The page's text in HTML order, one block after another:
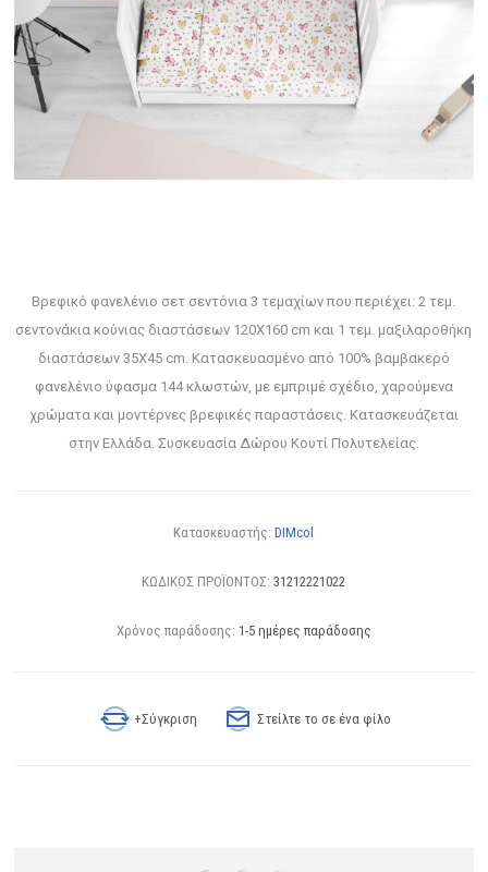
Βρεφικό φανελένιο σετ σεντόνια 3 τεμαχίων που περιέχει: 2 τεμ.
σεντονάκια κούνιας διαστάσεων 120X160 cm και 1 τεμ. μαξιλαροθήκη
διαστάσεων 35Χ45 cm. Κατασκευασμένο από 100% βαμβακερό
φανελένιο ύφασμα 144 κλωστών, με εμπριμέ σχέδιο, χαρούμενα
χρώματα και μοντέρνες βρεφικές παραστάσεις. Κατασκευάζεται
στην Ελλάδα. Συσκευασία Δώρου Κουτί Πολυτελείας.
Κατασκευαστής: DIMcol
ΚΩΔΙΚΟΣ ΠΡΟΪΟΝΤΟΣ: 31212221022
Χρόνος παράδοσης: 1-5 ημέρες παράδοσης
+Σύγκριση Στείλτε το σε ένα φίλο